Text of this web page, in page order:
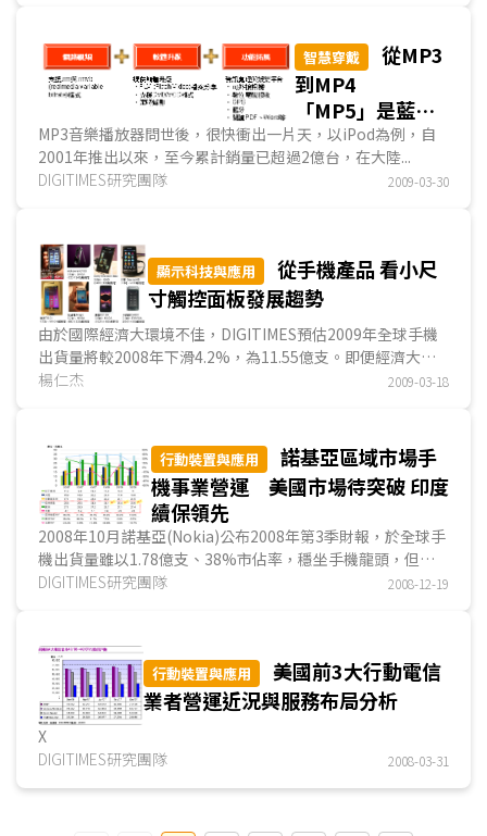
智慧穿戴
從MP3
到MP4
「MP5」是藍海
還是紅海？
MP3音樂播放器問世後，很快衝出一片天，以iPod為例，自
2001年推出以來，至今累計銷量已超過2億台，在大陸...
DIGITIMES研究團隊
2009-03-30
顯示科技與應用
從手機產品 看小尺
寸觸控面板發展趨勢
由於國際經濟大環境不佳，DIGITIMES預估2009年全球手機
出貨量將較2008年下滑4.2%，為11.55億支。即便經濟大環
境表現不樂觀，但高階手機需求仍存在，因此，許多業者在此
均約由2.8~3吋提升至3.2~3.8吋...
楊仁杰 2009-03-18
行動裝置與應用
諾基亞區域市場手
機事業營運 美國市場待突破 印度
續保領先
2008年10月諾基亞(Nokia)公布2008年第3季財報，於全球手
機出貨量雖以1.78億支、38%市佔率，穩坐手機龍頭，但與
前一年同期相比，營收(122.4億歐元)、獲利(10.9億歐元)分別
雖在世界多數地區，諾基亞手機銷售數量都是第1名，唯
北美市場不買帳，近2年來該公司市佔率始終低於15%，屈居
第5名。2008年諾基亞一改以往策略，力求突破，表明將與美
國電信業者合作客製手機，提高機種數量。
同時，在手機出貨量成長動能最優的亞洲地區，如印度市
DIGITIMES研究團隊 2008-12-19
行動裝置與應用
美國前3大行動電信
業者營運近況與服務布局分析
X
DIGITIMES研究團隊
2008-03-31